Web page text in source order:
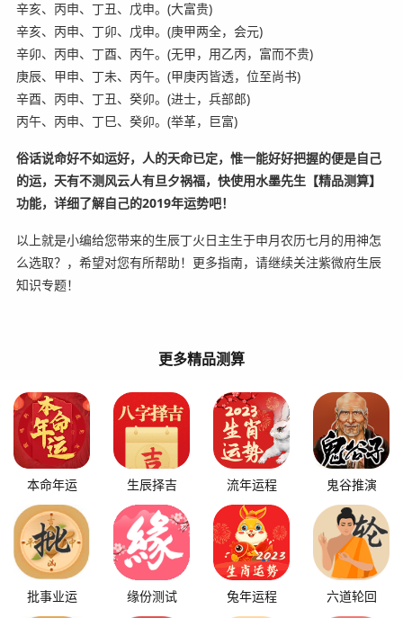
辛亥、丙申、丁丑、戊申。(大富贵)
辛亥、丙申、丁卯、戊申。(庚甲两全，会元)
辛卯、丙申、丁酉、丙午。(无甲，用乙丙，富而不贵)
庚辰、甲申、丁未、丙午。(甲庚丙皆透，位至尚书)
辛酉、丙申、丁丑、癸卯。(进士，兵部郎)
丙午、丙申、丁巳、癸卯。(举革，巨富)
俗话说命好不如运好，人的天命已定，惟一能好好把握的便是自己
的运，天有不测风云人有旦夕祸福，快使用水墨先生【精品测算】
功能，详细了解自己的2019年运势吧！
以上就是小编给您带来的生辰丁火日主生于申月农历七月的用神怎
么选取？，希望对您有所帮助！更多指南，请继续关注紫微府生辰
知识专题！
更多精品测算
本命年运 生辰择吉 流年运程 鬼谷推演
批事业运 缘份测试 兔年运程 六道轮回